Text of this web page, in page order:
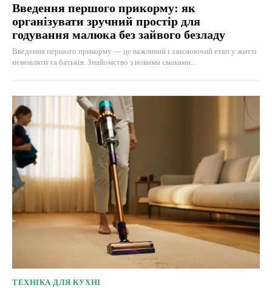
Введення першого прикорму: як
організувати зручний простір для
годування малюка без зайвого безладу
Введення першого прикорму — це важливий і хвилюючий етап у житті
немовляти та батьків. Знайомство з новими смаками...
ТЕХНІКА ДЛЯ КУХНІ